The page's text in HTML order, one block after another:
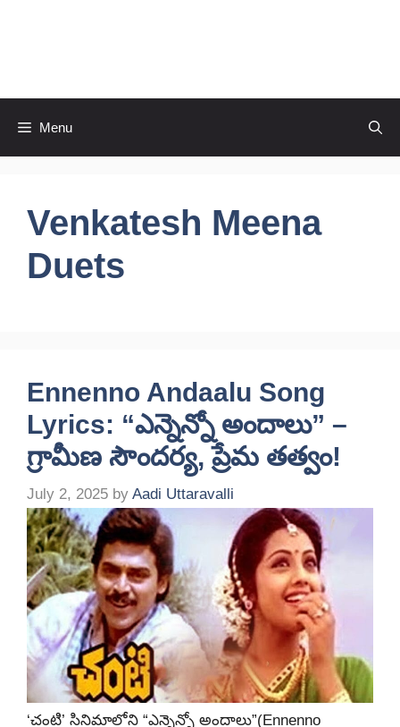
Menu
Venkatesh Meena
Duets
Ennenno Andaalu Song
Lyrics: “ఎన్నెన్నో అందాలు” –
గ్రామీణ సౌందర్య, ప్రేమ తత్వం!
July 2, 2025 by Aadi Uttaravalli
‘చంటి’ సినిమాలోని “ఎన్నెన్నో అందాలు”(Ennenno